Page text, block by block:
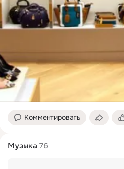
Комментировать
Музыка 76